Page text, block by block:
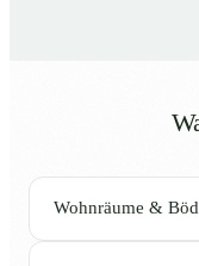
Wohnräume &